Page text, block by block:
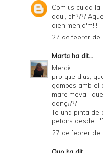
Com us cuida
aqui, eh????
dien menja'm!!!!
27 de febrer
Marta ha dit...
Mercè
pro que dius,
gambes amb el
mare meva i
donç????.
Te una pinta de
petons desde
27 de febrer
Quo ha dit...